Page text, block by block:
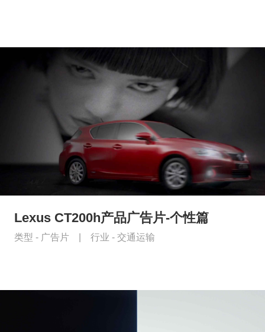
Lexus CT200h产品广告片-个性篇
类型 - 广告片 行业 - 交通运输